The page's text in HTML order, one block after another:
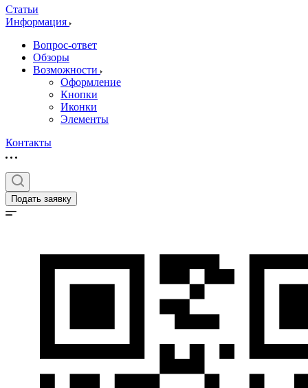
Статьи
Информация
Вопрос-ответ
Обзоры
Возможности
Оформление
Кнопки
Иконки
Элементы
Контакты
Подать заявку